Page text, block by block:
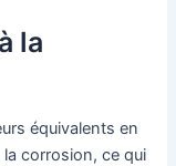
la
équivalents en
corrosion, ce qui